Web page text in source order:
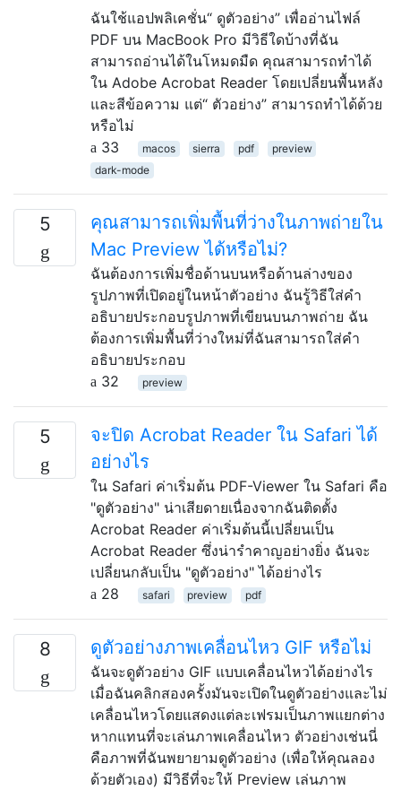
ฉันใช้แอปพลิเคชั่น“ ดูตัวอย่าง” เพื่ออ่านไฟล์
PDF บน MacBook Pro มีวิธีใดบ้างที่ฉัน
สามารถอ่านได้ในโหมดมืด คุณสามารถทำได้
ใน Adobe Acrobat Reader โดยเปลี่ยนพื้นหลัง
และสีข้อความ แต่“ ตัวอย่าง” สามารถทำได้ด้วย
หรือไม่
33
macos sierra pdf
preview
dark-mode
5
คุณสามารถเพิ่มพื้นที่ว่างในภาพถ่ายใน
Mac Preview ได้หรือไม่?
ฉันต้องการเพิ่มชื่อด้านบนหรือด้านล่างของ
รูปภาพที่เปิดอยู่ในหน้าตัวอย่าง ฉันรู้วิธีใส่คำ
อธิบายประกอบรูปภาพที่เขียนบนภาพถ่าย ฉัน
ต้องการเพิ่มพื้นที่ว่างใหม่ที่ฉันสามารถใส่คำ
อธิบายประกอบ
32
preview
5
จะปิด Acrobat Reader ใน Safari ได้
อย่างไร
ใน Safari ค่าเริ่มต้น PDF-Viewer ใน Safari คือ
"ดูตัวอย่าง" น่าเสียดายเนื่องจากฉันติดตั้ง
Acrobat Reader ค่าเริ่มต้นนี้เปลี่ยนเป็น
Acrobat Reader ซึ่งน่ารำคาญอย่างยิ่ง ฉันจะ
เปลี่ยนกลับเป็น "ดูตัวอย่าง" ได้อย่างไร
28
safari preview pdf
8 ดูตัวอย่างภาพเคลื่อนไหว GIF หรือไม่
ฉันจะดูตัวอย่าง GIF แบบเคลื่อนไหวได้อย่างไร
เมื่อฉันคลิกสองครั้งมันจะเปิดในดูตัวอย่างและไม่
เคลื่อนไหวโดยแสดงแต่ละเฟรมเป็นภาพแยกต่าง
หากแทนที่จะเล่นภาพเคลื่อนไหว ตัวอย่างเช่นนี่
คือภาพที่ฉันพยายามดูตัวอย่าง (เพื่อให้คุณลอง
ด้วยตัวเอง) มีวิธีที่จะให้ Preview เล่นภาพ